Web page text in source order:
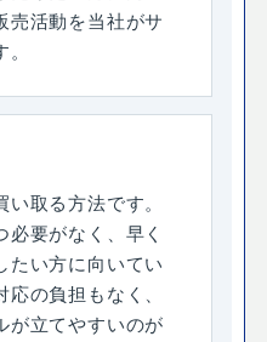
売活動を当社がサ
い取る方法です。
必要がなく、早く
たい方に向いてい
応の負担もなく、
が立てやすいのが